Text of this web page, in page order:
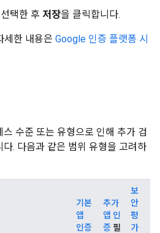
택한 후 저장을 클릭합니다.
세한 내용은 Google 인증 플랫폼 시
수준 또는 유형으로 인해 추가 검
. 다음과 같은 범위 유형을 고려하
기본
앱
인증
추가
앱 인
증 필
보
안
평
가